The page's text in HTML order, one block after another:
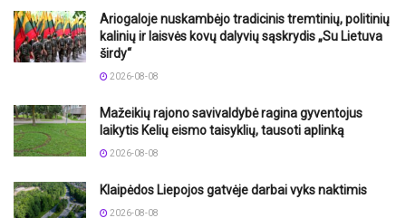
Ariogaloje nuskambėjo tradicinis tremtinių, politinių
kalinių ir laisvės kovų dalyvių sąskrydis „Su Lietuva
širdy“
2026-08-08
Mažeikių rajono savivaldybė ragina gyventojus
laikytis Kelių eismo taisyklių, tausoti aplinką
2026-08-08
Klaipėdos Liepojos gatvėje darbai vyks naktimis
2026-08-08